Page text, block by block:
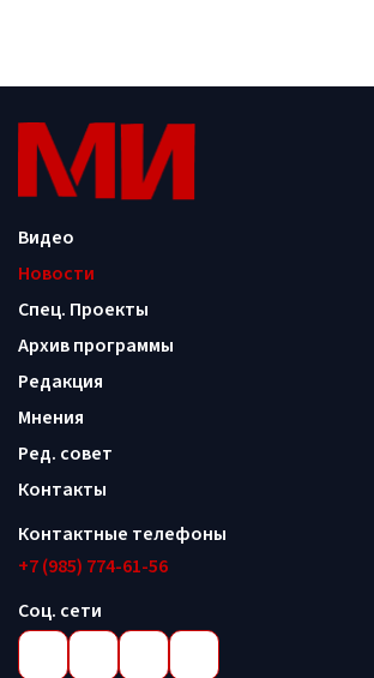
Видео
Новости
Спец. Проекты
Архив программы
Редакция
Мнения
Ред. совет
Контакты
Контактные телефоны
+7 (985) 774-61-56
Соц. сети